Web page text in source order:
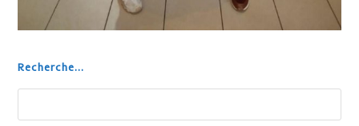
Recherche...